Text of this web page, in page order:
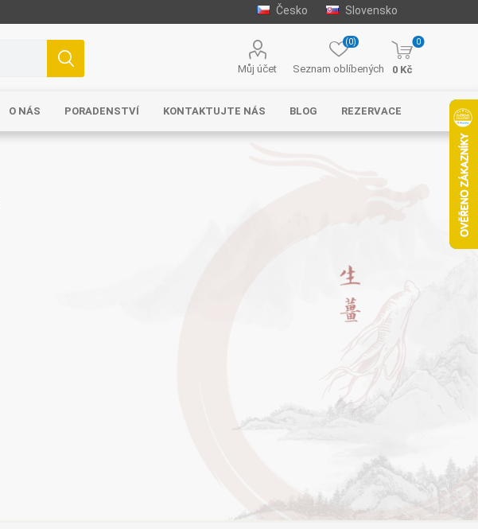
Česko Slovensko
Můj účet Seznam oblíbených
(0) 0
0 Kč
O NÁS PORADENSTVÍ KONTAKTUJTE NÁS BLOG REZERVACE